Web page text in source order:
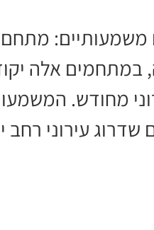
משמעותיים:
אלה
מחודש.
עירוני רחב